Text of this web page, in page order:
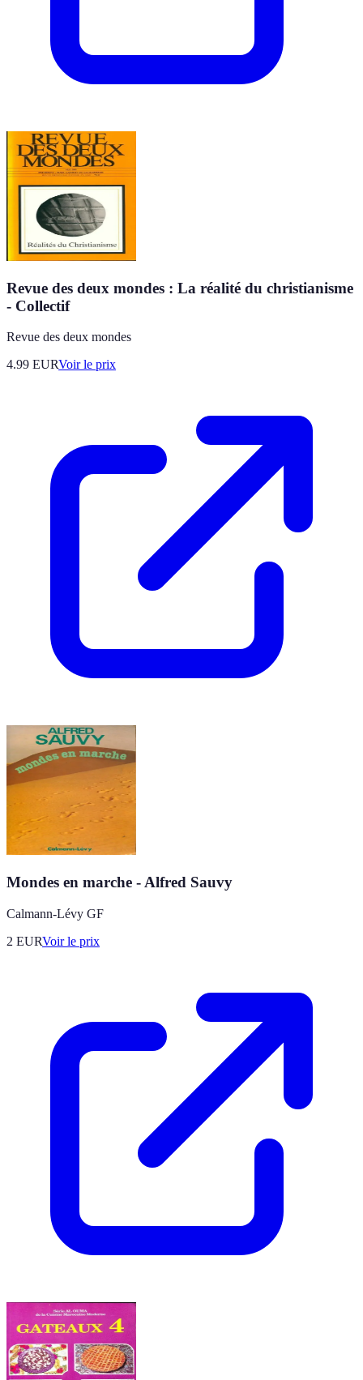
Revue des deux mondes : La réalité du christianisme
- Collectif
Revue des deux mondes
4.99 EURVoir le prix
Mondes en marche - Alfred Sauvy
Calmann-Lévy GF
2 EURVoir le prix